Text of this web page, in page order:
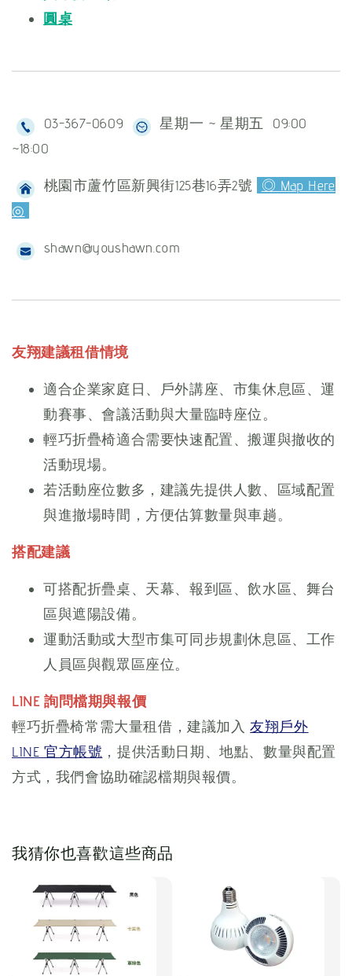
圓桌
03-367-0609
星期一 ~ 星期五 09:00
~18:00
桃園市蘆竹區新興街125巷16弄2號
◎ Map Here
◎
shawn@youshawn.com
友翔建議租借情境
適合企業家庭日、戶外講座、市集休息區、運
動賽事、會議活動與大量臨時座位。
輕巧折疊椅適合需要快速配置、搬運與撤收的
活動現場。
若活動座位數多，建議先提供人數、區域配置
與進撤場時間，方便估算數量與車趟。
搭配建議
可搭配折疊桌、天幕、報到區、飲水區、舞台
區與遮陽設備。
運動活動或大型市集可同步規劃休息區、工作
人員區與觀眾區座位。
LINE 詢問檔期與報價
輕巧折疊椅常需大量租借，建議加入友翔戶外
LINE 官方帳號 ，提供活動日期、地點、數量與配置
方式，我們會協助確認檔期與報價。
我猜你也喜歡這些商品